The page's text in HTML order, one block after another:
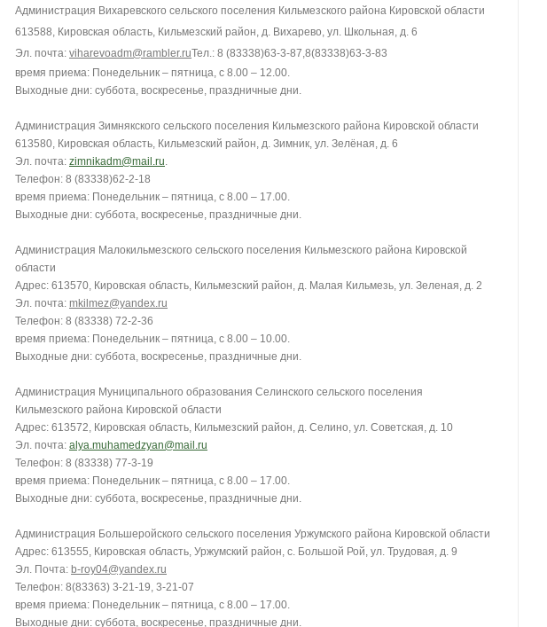
Администрация Вихаревского сельского поселения Кильмезского района Кировской области
613588, Кировская область, Кильмезский район, д. Вихарево, ул. Школьная, д. 6
Эл. почта: viharevoadm@rambler.ruТел.: 8 (83338)63-3-87,8(83338)63-3-83
время приема: Понедельник – пятница, с 8.00 – 12.00.
Выходные дни: суббота, воскресенье, праздничные дни.
Администрация Зимнякского сельского поселения Кильмезского района Кировской области
613580, Кировская область, Кильмезский район, д. Зимник, ул. Зелёная, д. 6
Эл. почта: zimnikadm@mail.ru
Телефон: 8 (83338)62-2-18
время приема: Понедельник – пятница, с 8.00 – 17.00.
Выходные дни: суббота, воскресенье, праздничные дни.
Администрация Малокильмезского сельского поселения Кильмезского района Кировской
области
Адрес: 613570, Кировская область, Кильмезский район, д. Малая Кильмезь, ул. Зеленая, д. 2
Эл. почта: mkilmez@yandex.ru
Телефон: 8 (83338) 72-2-36
время приема: Понедельник – пятница, с 8.00 – 10.00.
Выходные дни: суббота, воскресенье, праздничные дни.
Администрация Муниципального образования Селинского сельского поселения
Кильмезского района Кировской области
Адрес: 613572, Кировская область, Кильмезский район, д. Селино, ул. Советская, д. 10
Эл. почта: alya.muhamedzyan@mail.ru
Телефон: 8 (83338) 77-3-19
время приема: Понедельник – пятница, с 8.00 – 17.00.
Выходные дни: суббота, воскресенье, праздничные дни.
Администрация Большеройского сельского поселения Уржумского района Кировской области
Адрес: 613555, Кировская область, Уржумский район, с. Большой Рой, ул. Трудовая, д. 9
Эл. Почта: b-roy04@yandex.ru
Телефон: 8(83363) 3-21-19, 3-21-07
время приема: Понедельник – пятница, с 8.00 – 17.00.
Выходные дни: суббота, воскресенье, праздничные дни.